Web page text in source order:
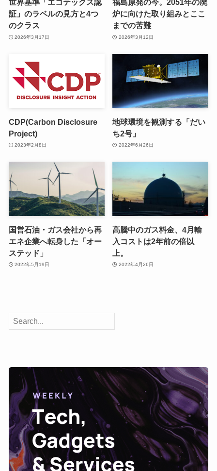
世界基準「エコテックス認
証」のラベルの見方と4つ
のクラス
2026年3月17日
福島原発の今。2051年の廃
炉に向けた取り組みとここ
までの苦難
2026年3月12日
CDP(Carbon Disclosure
Project)
2023年2月8日
地球環境を観測する「だい
ち2号」
2022年6月26日
国営石油・ガス会社から再
エネ企業へ転身した「オー
ステッド」
2022年5月19日
高騰中のガス料金、4月輸
入コストは2年前の倍以
上。
2022年4月26日